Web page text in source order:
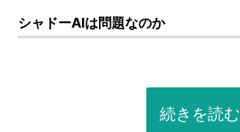
シャドーAIは問題なのか
続きを読む